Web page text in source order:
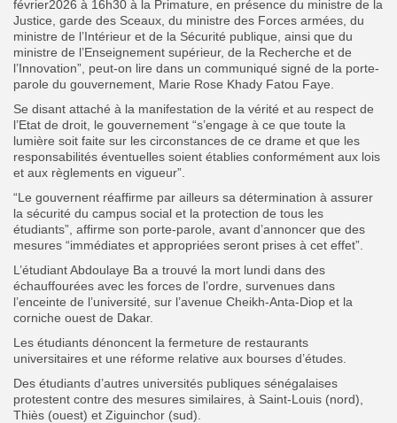
février2026 à 16h30 à la Primature, en présence du ministre de la
Justice, garde des Sceaux, du ministre des Forces armées, du
ministre de l’Intérieur et de la Sécurité publique, ainsi que du
ministre de l’Enseignement supérieur, de la Recherche et de
l’Innovation”, peut-on lire dans un communiqué signé de la porte-
parole du gouvernement, Marie Rose Khady Fatou Faye.
Se disant attaché à la manifestation de la vérité et au respect de
l’Etat de droit, le gouvernement “s’engage à ce que toute la
lumière soit faite sur les circonstances de ce drame et que les
responsabilités éventuelles soient établies conformément aux lois
et aux règlements en vigueur”.
“Le gouvernent réaffirme par ailleurs sa détermination à assurer
la sécurité du campus social et la protection de tous les
étudiants”, affirme son porte-parole, avant d’annoncer que des
mesures “immédiates et appropriées seront prises à cet effet”.
L’étudiant Abdoulaye Ba a trouvé la mort lundi dans des
échauffourées avec les forces de l’ordre, survenues dans
l’enceinte de l’université, sur l’avenue Cheikh-Anta-Diop et la
corniche ouest de Dakar.
Les étudiants dénoncent la fermeture de restaurants
universitaires et une réforme relative aux bourses d’études.
Des étudiants d’autres universités publiques sénégalaises
protestent contre des mesures similaires, à Saint-Louis (nord),
Thiès (ouest) et Ziguinchor (sud).